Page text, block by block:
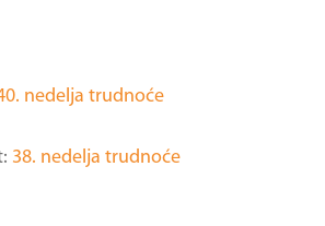
nedelja trudnoće
38. nedelja trudnoće